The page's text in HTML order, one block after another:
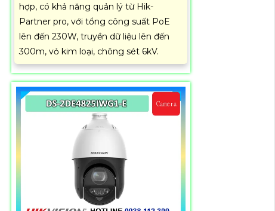
hợp, có khả năng quản lý từ Hik-
Partner pro, với tổng công suất PoE
lên đến 230W, truyền dữ liệu lên đến
300m, vỏ kim loại, chông sét 6kV.